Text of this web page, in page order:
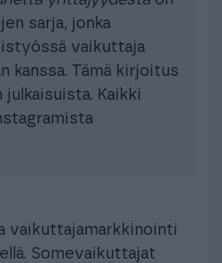
sarja, jonka
vaikuttaja
kanssa. Tämä kirjoitus
Kaikki
vaikuttajamarkkinointi
Somevaikuttajat